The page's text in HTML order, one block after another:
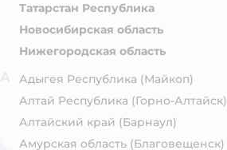
Татарстан Республика
Новосибирская область
Нижегородская область
Адыгея Республика (Майкоп)
Алтай Республика (Горно-Алтайск)
Алтайский край (Барнаул)
Амурская область (Благовещенск)